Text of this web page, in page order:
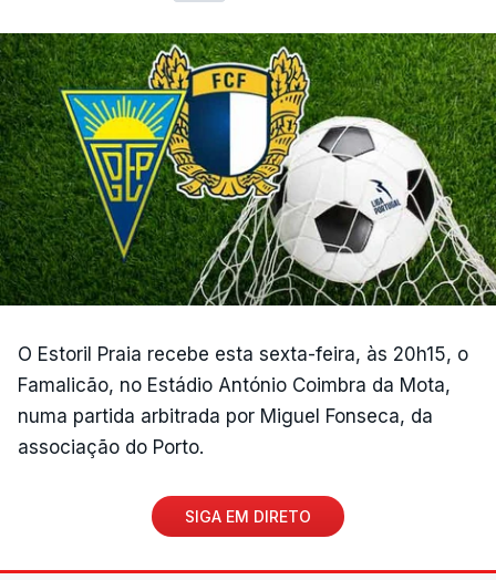
O Estoril Praia recebe esta sexta-feira, às 20h15, o
Famalicão, no Estádio António Coimbra da Mota,
numa partida arbitrada por Miguel Fonseca, da
associação do Porto.
SIGA EM DIRETO